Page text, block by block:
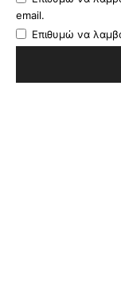
email.
Επιθυμώ να